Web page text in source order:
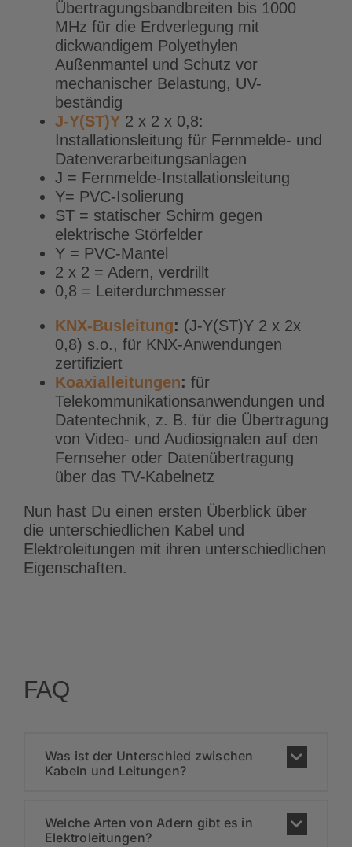
Übertragungsbandbreiten bis 1000
MHz für die Erdverlegung mit
dickwandigem Polyethylen
Außenmantel und Schutz vor
mechanischer Belastung, UV-
beständig
J-Y(ST)Y2 x 2 x 0,8:
Installationsleitung für Fernmelde- und
Datenverarbeitungsanlagen
J = Fernmelde-Installationsleitung
Y= PVC-Isolierung
ST = statischer Schirm gegen
elektrische Störfelder
Y = PVC-Mantel
2 x 2 = Adern, verdrillt
0,8 = Leiterdurchmesser
KNX-Busleitung: (J-Y(ST)Y 2 x 2x
0,8) s.o., für KNX-Anwendungen
zertifiziert
Koaxialleitungen: für
Telekommunikationsanwendungen und
Datentechnik, z. B. für die Übertragung
von Video- und Audiosignalen auf den
Fernseher oder Datenübertragung
über das TV-Kabelnetz
Nun hast Du einen ersten Überblick über
die unterschiedlichen Kabel und
Elektroleitungen mit ihren unterschiedlichen
Eigenschaften.
FAQ
Was ist der Unterschied zwischen
Kabeln und Leitungen?
Welche Arten von Adern gibt es in
Elektroleitungen?